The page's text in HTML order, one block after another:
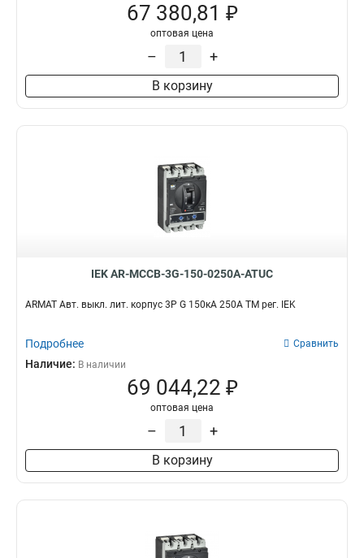
67 380,81 ₽
оптовая цена
– +
В корзину
IEK AR-MCCB-3G-150-0250A-ATUC
ARMAT Авт. выкл. лит. корпус 3P G 150кА 250А ТМ рег. IEK
Подробнее Сравнить
Наличие: В наличии
69 044,22 ₽
оптовая цена
– +
В корзину